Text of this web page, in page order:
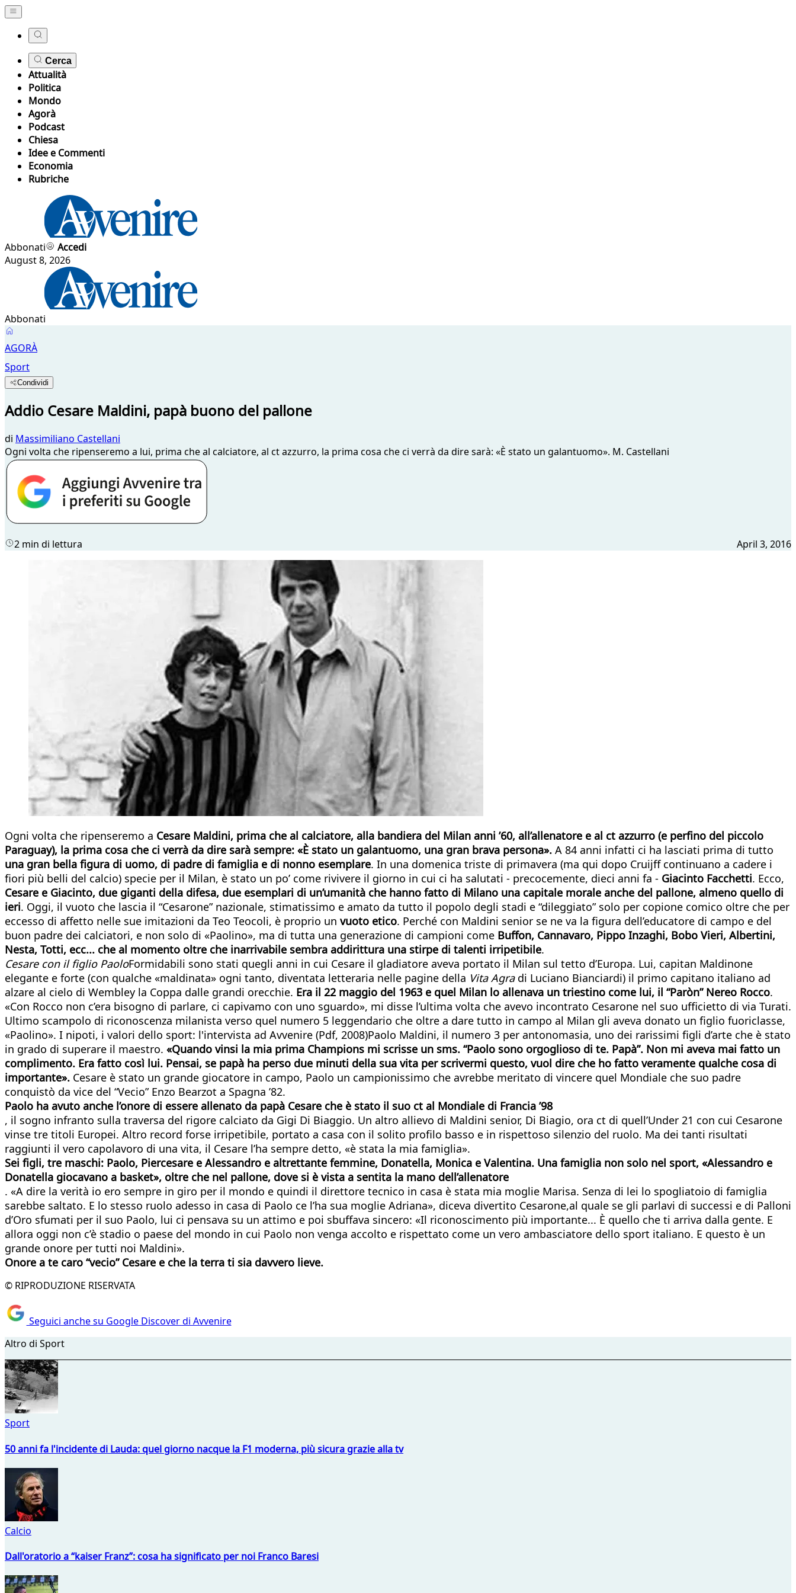
Cerca
Attualità
Politica
Mondo
Agorà
Podcast
Chiesa
Idee e Commenti
Economia
Rubriche
Abbonati
Accedi
August 8, 2026
Abbonati
AGORÀ
Sport
Condividi
Addio Cesare Maldini, papà buono del pallone
di Massimiliano Castellani
​Ogni volta che ripenseremo a lui, prima che al calciatore, al ct azzurro, la prima cosa che ci verrà da dire sarà: «È stato un galantuomo». M. Castellani
2 min di lettura April 3, 2016
Ogni volta che ripenseremo a Cesare Maldini, prima che al calciatore, alla bandiera del Milan anni ’60, all’allenatore e al ct azzurro (e perfino del piccolo
Paraguay), la prima cosa che ci verrà da dire sarà sempre: «È stato un galantuomo, una gran brava persona». A 84 anni infatti ci ha lasciati prima di tutto
una gran bella figura di uomo, di padre di famiglia e di nonno esemplare. In una domenica triste di primavera (ma qui dopo Cruijff continuano a cadere i
fiori più belli del calcio) specie per il Milan, è stato un po’ come rivivere il giorno in cui ci ha salutati - precocemente, dieci anni fa - Giacinto Facchetti. Ecco,
Cesare e Giacinto, due giganti della difesa, due esemplari di un’umanità che hanno fatto di Milano una capitale morale anche del pallone, almeno quello di
ieri. Oggi, il vuoto che lascia il “Cesarone” nazionale, stimatissimo e amato da tutto il popolo degli stadi e “dileggiato” solo per copione comico oltre che per
eccesso di affetto nelle sue imitazioni da Teo Teocoli, è proprio un vuoto etico. Perché con Maldini senior se ne va la figura dell’educatore di campo e del
buon padre dei calciatori, e non solo di «Paolino», ma di tutta una generazione di campioni come Buffon, Cannavaro, Pippo Inzaghi, Bobo Vieri, Albertini,
Nesta, Totti, ecc... che al momento oltre che inarrivabile sembra addirittura una stirpe di talenti irripetibile.
Cesare con il figlio PaoloFormidabili sono stati quegli anni in cui Cesare il gladiatore aveva portato il Milan sul tetto d’Europa. Lui, capitan Maldinone
elegante e forte (con qualche «maldinata» ogni tanto, diventata letteraria nelle pagine della Vita Agra di Luciano Bianciardi) il primo capitano italiano ad
alzare al cielo di Wembley la Coppa dalle grandi orecchie. Era il 22 maggio del 1963 e quel Milan lo allenava un triestino come lui, il “Paròn” Nereo Rocco.
«Con Rocco non c’era bisogno di parlare, ci capivamo con uno sguardo», mi disse l’ultima volta che avevo incontrato Cesarone nel suo ufficietto di via Turati.
Ultimo scampolo di riconoscenza milanista verso quel numero 5 leggendario che oltre a dare tutto in campo al Milan gli aveva donato un figlio fuoriclasse,
«Paolino». I nipoti, i valori dello sport: l'intervista ad Avvenire (Pdf, 2008)Paolo Maldini, il numero 3 per antonomasia, uno dei rarissimi figli d’arte che è stato
in grado di superare il maestro. «Quando vinsi la mia prima Champions mi scrisse un sms. “Paolo sono orgoglioso di te. Papà”. Non mi aveva mai fatto un
complimento. Era fatto così lui. Pensai, se papà ha perso due minuti della sua vita per scrivermi questo, vuol dire che ho fatto veramente qualche cosa di
importante». Cesare è stato un grande giocatore in campo, Paolo un campionissimo che avrebbe meritato di vincere quel Mondiale che suo padre
conquistò da vice del “Vecio” Enzo Bearzot a Spagna ’82.
Paolo ha avuto anche l’onore di essere allenato da papà Cesare che è stato il suo ct al Mondiale di Francia ’98
, il sogno infranto sulla traversa del rigore calciato da Gigi Di Biaggio. Un altro allievo di Maldini senior, Di Biagio, ora ct di quell’Under 21 con cui Cesarone
vinse tre titoli Europei. Altro record forse irripetibile, portato a casa con il solito profilo basso e in rispettoso silenzio del ruolo. Ma dei tanti risultati
raggiunti il vero capolavoro di una vita, il Cesare l’ha sempre detto, «è stata la mia famiglia».
Sei figli, tre maschi: Paolo, Piercesare e Alessandro e altrettante femmine, Donatella, Monica e Valentina. Una famiglia non solo nel sport, «Alessandro e
Donatella giocavano a basket», oltre che nel pallone, dove si è vista a sentita la mano dell’allenatore
. «A dire la verità io ero sempre in giro per il mondo e quindi il direttore tecnico in casa è stata mia moglie Marisa. Senza di lei lo spogliatoio di famiglia
sarebbe saltato. E lo stesso ruolo adesso in casa di Paolo ce l’ha sua moglie Adriana», diceva divertito Cesarone,al quale se gli parlavi di successi e di Palloni
d’Oro sfumati per il suo Paolo, lui ci pensava su un attimo e poi sbuffava sincero: «Il riconoscimento più importante... È quello che ti arriva dalla gente. E
allora oggi non c’è stadio o paese del mondo in cui Paolo non venga accolto e rispettato come un vero ambasciatore dello sport italiano. E questo è un
grande onore per tutti noi Maldini».
Onore a te caro “vecio” Cesare e che la terra ti sia davvero lieve.
© RIPRODUZIONE RISERVATA
Seguici anche su Google Discover di Avvenire
Altro di Sport
Sport
50 anni fa l'incidente di Lauda: quel giorno nacque la F1 moderna, più sicura grazie alla tv
Calcio
Dall'oratorio a “kaiser Franz”: cosa ha significato per noi Franco Baresi